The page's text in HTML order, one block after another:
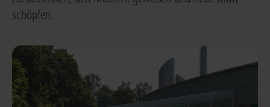
schöpfen.